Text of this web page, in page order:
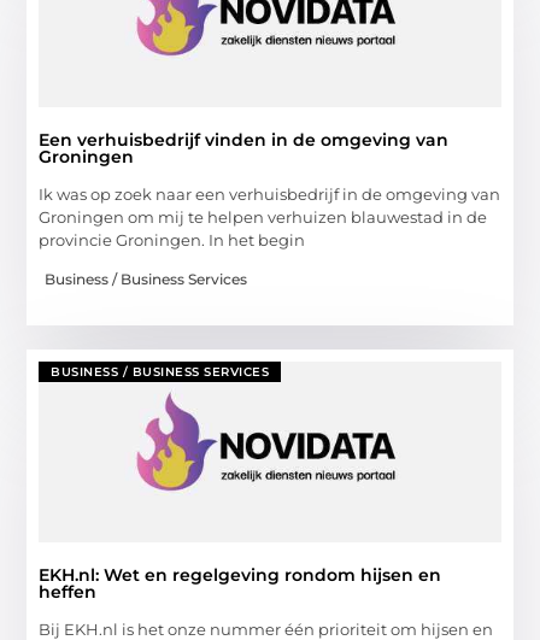
Een verhuisbedrijf vinden in de omgeving van
Groningen
Ik was op zoek naar een verhuisbedrijf in de omgeving van
Groningen om mij te helpen verhuizen blauwestad in de
provincie Groningen. In het begin
Business / Business Services
BUSINESS / BUSINESS SERVICES
EKH.nl: Wet en regelgeving rondom hijsen en
heffen
Bij EKH.nl is het onze nummer één prioriteit om hijsen en